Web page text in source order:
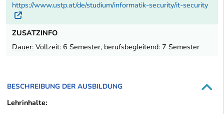
https://www.ustp.at/de/studium/informatik-security/it-security
Externer Link
ZUSATZINFO
Dauer: Vollzeit: 6 Semester, berufsbegleitend: 7 Semester
BESCHREIBUNG DER AUSBILDUNG
Lehrinhalte: